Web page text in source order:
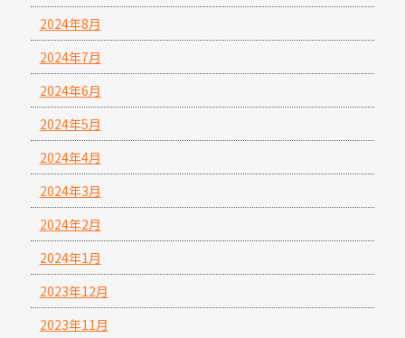
2024年8月
2024年7月
2024年6月
2024年5月
2024年4月
2024年3月
2024年2月
2024年1月
2023年12月
2023年11月